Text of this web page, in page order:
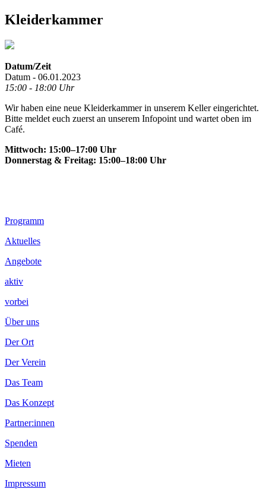
Kleiderkammer
Datum/Zeit
Datum - 06.01.2023
15:00 - 18:00 Uhr
Wir haben eine neue Kleiderkammer in unserem Keller eingerichtet.
Bitte meldet euch zuerst an unserem Infopoint und wartet oben im
Café.
Mittwoch: 15:00–17:00 Uhr
Donnerstag & Freitag: 15:00–18:00 Uhr
Footer
Inhalt
Programm
Aktuelles
Angebote
aktiv
vorbei
Über uns
Der Ort
Der Verein
Das Team
Das Konzept
Partner:innen
Spenden
Mieten
Impressum